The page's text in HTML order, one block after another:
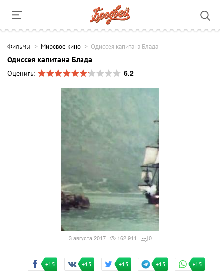
Фильмы Мировое кино Одиссея капитана Блада
Одиссея капитана Блада
Оценить:
6.2
3 августа 2017 162 911 0
+15 +15 +15 +15 +15